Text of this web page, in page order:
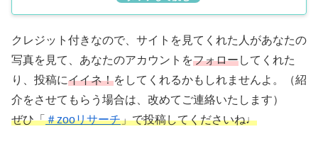
クレジット付きなので、サイトを見てくれた人があなたの
写真を見て、あなたのアカウントをフォローしてくれた
り、投稿にイイネ！をしてくれるかもしれませんよ。（紹
介をさせてもらう場合は、改めてご連絡いたします）
ぜひ「＃zooリサーチ」で投稿してくださいね♩